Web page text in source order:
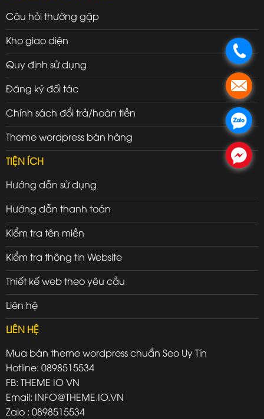
Câu hỏi thường gặp
Kho giao diện
Quy định sử dụng
Đăng ký đối tác
Chính sách đổi trả/hoàn tiền
Theme wordpress bán hàng
TIỆN ÍCH
Hướng dẫn sử dụng
Hướng dẫn thanh toán
Kiểm tra tên miền
Kiểm tra thông tin Website
Thiết kế web theo yêu cầu
Liên hệ
LIÊN HỆ
Mua bán theme wordpress chuẩn Seo Uy Tín
Hotline: 0898515534
FB: THEME IO VN
Email: INFO@THEME.IO.VN
Zalo : 0898515534
.
.
.
.